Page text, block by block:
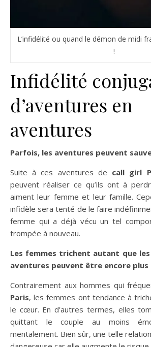
L’infidélité ou quand le démon de midi
!
Infidélité
d’aventures en
aventures
Parfois, les aventures peuvent
Suite à ces aventures de call girl
peuvent réaliser ce qu’ils ont à
aiment leur femme et leur famille.
infidèle sera tenté de le faire
femme qui a déjà vécu un tel
trompée à nouveau.
Les femmes trichent autant que
aventures peuvent être encore plus
Contrairement aux hommes qui
Paris, les femmes ont tendance à
le cœur. En d’autres termes, elles
quittant le couple au moins
mentalement. Bien sûr, une telle